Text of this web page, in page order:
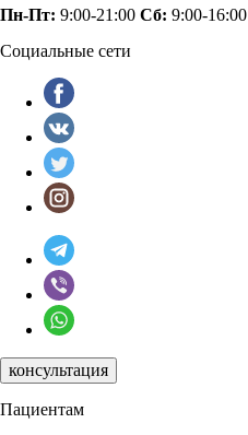
Пн-Пт: 9:00-21:00 Сб: 9:00-16:00
Социальные сети
консультация
Пациентам